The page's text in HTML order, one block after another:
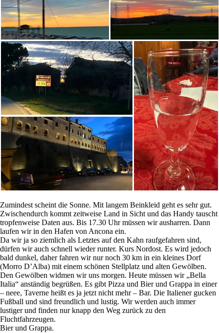
Zumindest scheint die Sonne. Mit langem Beinkleid geht es sehr gut.
Zwischendurch kommt zeitweise Land in Sicht und das Handy tauscht
tropfenweise Daten aus. Bis 17.30 Uhr müssen wir ausharren. Dann
laufen wir in den Hafen von Ancona ein.
Da wir ja so ziemlich als Letztes auf den Kahn raufgefahren sind,
dürfen wir auch schnell wieder runter. Kurs Nordost. Es wird jedoch
bald dunkel, daher fahren wir nur noch 30 km in ein kleines Dorf
(Morro D’Alba) mit einem schönen Stellplatz und alten Gewölben.
Den Gewölben widmen wir uns morgen. Heute müssen wir „Bella
Italia“ anständig begrüßen. Es gibt Pizza und Bier und Grappa in einer
– neee, Taverne heißt es ja jetzt nicht mehr – Bar. Die Italiener gucken
Fußball und sind freundlich und lustig. Wir werden auch immer
lustiger und finden nur knapp den Weg zurück zu den
Fluchtfahrzeugen.
Bier und Grappa.